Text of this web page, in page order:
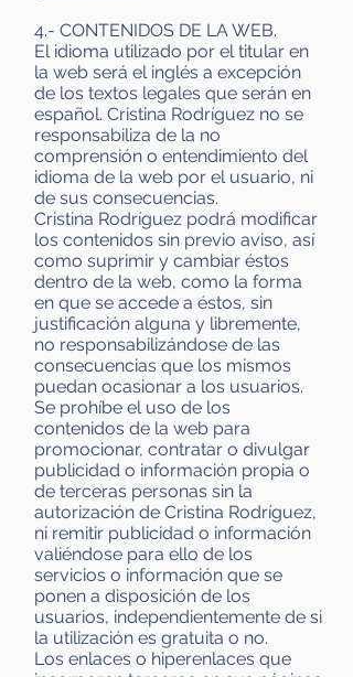
4.- CONTENIDOS DE LA WEB.
El idioma utilizado por el titular en
la web será el inglés a excepción
de los textos legales que serán en
español. Cristina Rodríguez no se
responsabiliza de la no
comprensión o entendimiento del
idioma de la web por el usuario, ni
de sus consecuencias.
Cristina Rodríguez podrá modificar
los contenidos sin previo aviso, así
como suprimir y cambiar éstos
dentro de la web, como la forma
en que se accede a éstos, sin
justificación alguna y libremente,
no responsabilizándose de las
consecuencias que los mismos
puedan ocasionar a los usuarios.
Se prohíbe el uso de los
contenidos de la web para
promocionar, contratar o divulgar
publicidad o información propia o
de terceras personas sin la
autorización de Cristina Rodríguez,
ni remitir publicidad o información
valiéndose para ello de los
servicios o información que se
ponen a disposición de los
usuarios, independientemente de si
la utilización es gratuita o no.
Los enlaces o hiperenlaces que